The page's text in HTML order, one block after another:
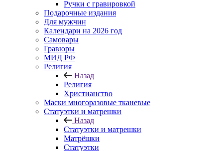
Ручки с гравировкой
Подарочные издания
Для мужчин
Календари на 2026 год
Самовары
Гравюры
МИД РФ
Религия
Назад
Религия
Христианство
Маски многоразовые тканевые
Статуэтки и матрешки
Назад
Статуэтки и матрешки
Матрёшки
Статуэтки